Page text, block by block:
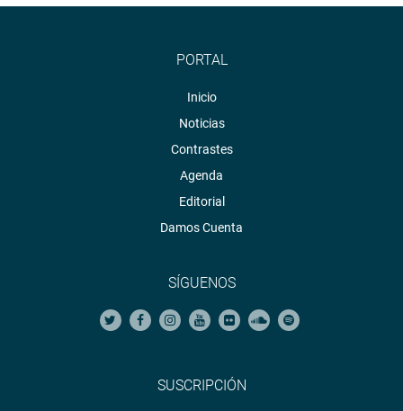
PORTAL
Inicio
Noticias
Contrastes
Agenda
Editorial
Damos Cuenta
SÍGUENOS
SUSCRIPCIÓN